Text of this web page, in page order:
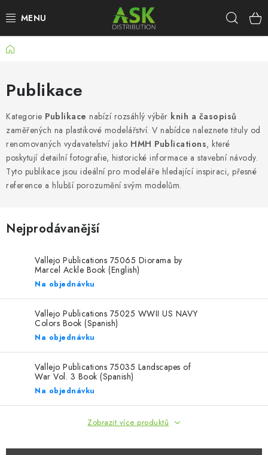
na
WARHAMMER
ASK PRODUKTY
NOVINKY
PLASTIKOVÉ MODELY
DOPLŇKY K MODELŮM
PUBLIKACE
SKY RIDERS COFFEE
PRODÁVANÉ ZNAČKY
Doprava a platba
Podmínky ochrany osobních údajů
Reklamační řád
Velkoobchod (B2B)
FAQ Hromadná objednávka
Domů
Publikace
Kategorie Publikace nabízí rozsáhlý výběr knih a časopisů
zaměřených na plastikové modelářství. V nabídce naleznete tituly od
renomovaných vydavatelství jako HMH Publications, které
poskytují detailní fotografie, historické informace a stavební návody.
Tyto publikace jsou ideální pro modeláře hledající inspiraci, přesné
reference a hlubší porozumění svým modelům.
Nejprodávanější
Vallejo Publications 75065 Diorama by
Marcel Ackle Book (English)
Na objednávku
Vallejo Publications 75025 WWII US NAVY
Colors Book (Spanish)
Na objednávku
Vallejo Publications 75035 Landscapes of
War Vol. 3 Book (Spanish)
Na objednávku
Zobrazit více produktů